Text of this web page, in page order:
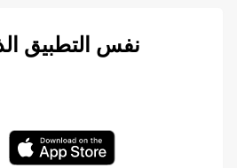
نفس التطبيق